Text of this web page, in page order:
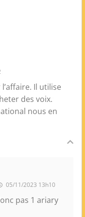
Il utilise
des voix.
nous en
05/11/2023 13h10
pas 1 ariary